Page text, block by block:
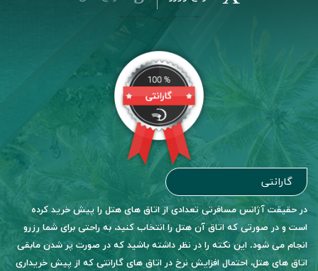
گارانتی
در حقیقت آژانس مسافرتی تعدادی از اتاق های هتل را پیش خرید کرده
است و در صورتی که اتاق آن هتل را انتخاب کنید، به راحتی برای شما رزرو
انجام می شود. این نکته را در نظر داشته باشید که در صورت پر شدن مابقی
اتاق های هتل، احتمال افزایش نرخ در اتاق های گارانتی که از پیش خریداری